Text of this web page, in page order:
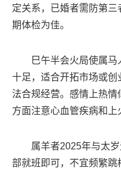
定关系，已婚者需防第
期体检为佳。
巳午半会火局使属
十足，适合开拓市场或
法合规经营。感情上热
方面注意心血管疾病和上
属羊者2025年与太
部就班即可，不宜频繁